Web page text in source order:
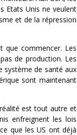
Etats Unis ne veulent
et de la répression
que commencer. Les
de production. Les
système de santé aux
sont maintenant
est tout autre et
enfreignent les lois
que les US ont déjà